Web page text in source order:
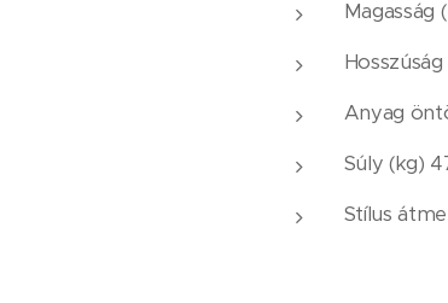
Magasság
Anyag
Súly (kg)
Stílus